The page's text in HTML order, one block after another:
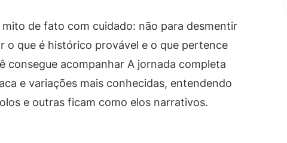
de fato com cuidado: não para desmentir
o que é histórico provável e o que pertence
consegue acompanhar A jornada completa
e variações mais conhecidas, entendendo
e outras ficam como elos narrativos.